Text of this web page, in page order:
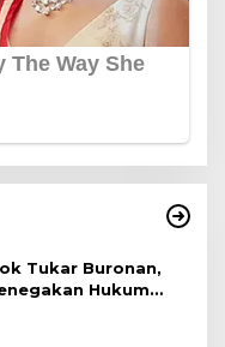
Tukar Buronan,
Hukum